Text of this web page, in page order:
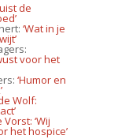
de
‘Wat in je
voor het
‘Humor en
Wolf:
‘Wij
het hospice’